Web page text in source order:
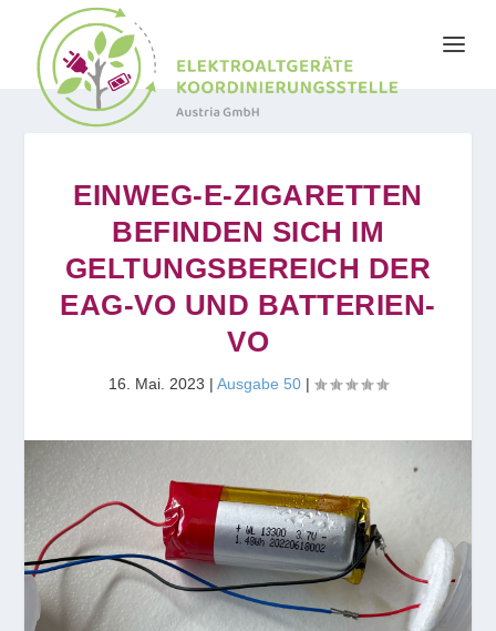
EINWEG-E-ZIGARETTEN
BEFINDEN SICH IM
GELTUNGSBEREICH DER
EAG-VO UND BATTERIEN-
VO
16. Mai. 2023 | Ausgabe 50 |